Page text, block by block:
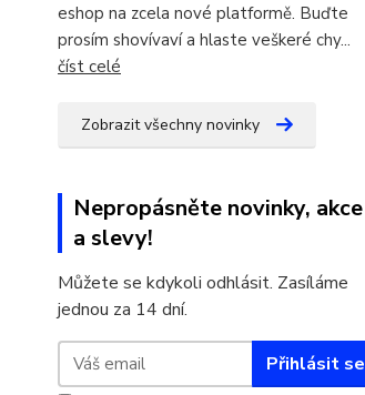
eshop na zcela nové platformě. Buďte
prosím shovívaví a hlaste veškeré chy...
číst celé
Zobrazit všechny novinky
Nepropásněte novinky, akce
a slevy!
Můžete se kdykoli odhlásit. Zasíláme
jednou za 14 dní.
Přihlásit se